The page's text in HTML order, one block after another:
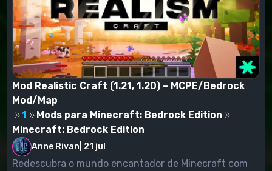
Mod Realistic Craft (1.21, 1.20) – MCPE/Bedrock
Mod/Map
1
Mods para Minecraft: Bedrock Edition
Minecraft: Bedrock Edition
Anne Rivan 21 jul
Redescubra o mundo encantador de Minecraft com